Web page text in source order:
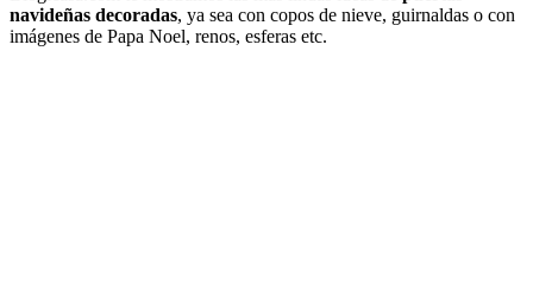
navideñas decoradas, ya sea con copos de nieve, guirnaldas o con
imágenes de Papa Noel, renos, esferas etc.